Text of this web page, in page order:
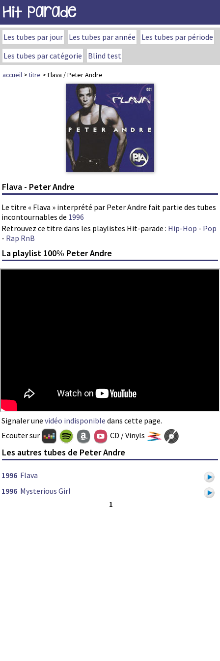
Hit Parade
Les tubes par jour Les tubes par année
Les tubes par période
Les tubes par catégorie
Blind test
accueil >titre > Flava / Peter Andre
Flava - Peter Andre
Le titre « Flava » interprété par Peter Andre fait partie des tubes
incontournables de 1996
Retrouvez ce titre dans les playlistes Hit-parade : Hip-Hop - Pop
- Rap RnB
La playlist 100% Peter Andre
Signaler une vidéo indisponible dans cette page.
Ecouter sur
CD / Vinyls
Les autres tubes de Peter Andre
1996 Flava
1996 Mysterious Girl
1